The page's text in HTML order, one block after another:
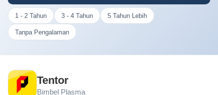
1 - 2 Tahun 3 - 4 Tahun 5 Tahun Lebih
Tanpa Pengalaman
Tentor
Bimbel Plasma